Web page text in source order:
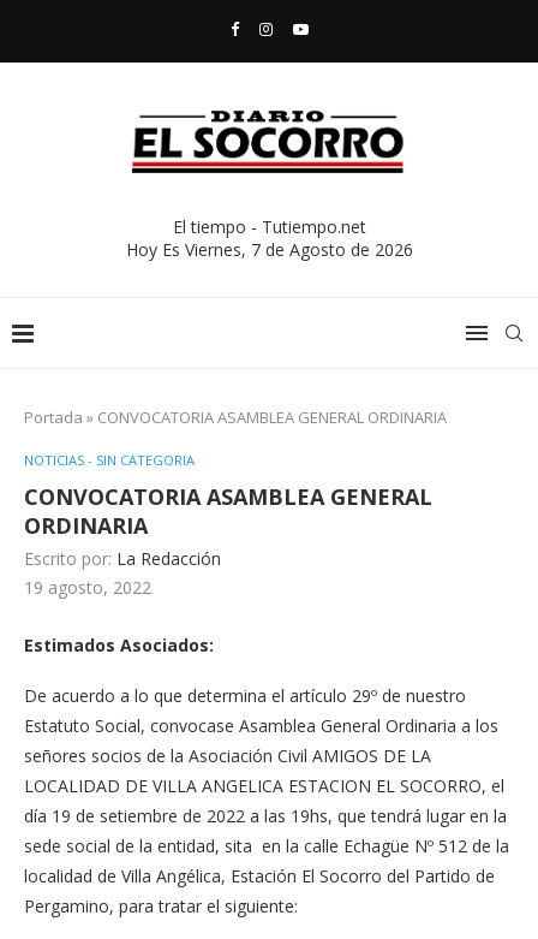
El tiempo - Tutiempo.net
Hoy Es Viernes, 7 de Agosto de 2026
Portada » CONVOCATORIA ASAMBLEA GENERAL ORDINARIA
NOTICIAS - SIN CATEGORIA
CONVOCATORIA ASAMBLEA GENERAL
ORDINARIA
Escrito por: La Redacción
19 agosto, 2022
Estimados Asociados:
De acuerdo a lo que determina el artículo 29º de nuestro
Estatuto Social, convocase Asamblea General Ordinaria a los
señores socios de la Asociación Civil AMIGOS DE LA
LOCALIDAD DE VILLA ANGELICA ESTACION EL SOCORRO, el
día 19 de setiembre de 2022 a las 19hs, que tendrá lugar en la
sede social de la entidad, sita en la calle Echagüe Nº 512 de la
localidad de Villa Angélica, Estación El Socorro del Partido de
Pergamino, para tratar el siguiente: